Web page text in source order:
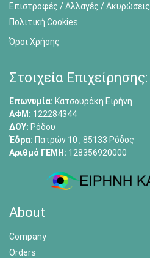
Επιστροφές / Αλλαγές / Ακυρώσεις
Πολιτική Cookies
Όροι Χρήσης
Στοιχεία Επιχείρησης:
Επωνυμία: Κατσουράκη Ειρήνη
ΑΦΜ: 122284344
ΔΟΥ: Ρόδου
Έδρα: Πατρών 10 , 85133 Ρόδος
Αριθμό ΓΕΜΗ: 128356920000
About
Company
Orders